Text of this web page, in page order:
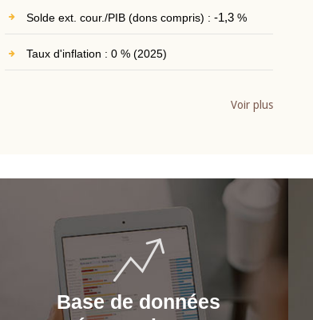
Solde ext. cour./PIB (dons compris) : -1,3%
Taux d'inflation : 0 % (2025)
Voir plus
Base de données